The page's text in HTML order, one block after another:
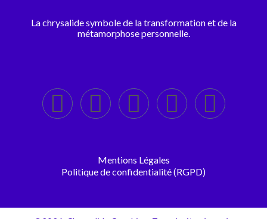
La chrysalide symbole de la transformation et de la
métamorphose personnelle.
Mentions Légales
Politique de confidentialité (RGPD)